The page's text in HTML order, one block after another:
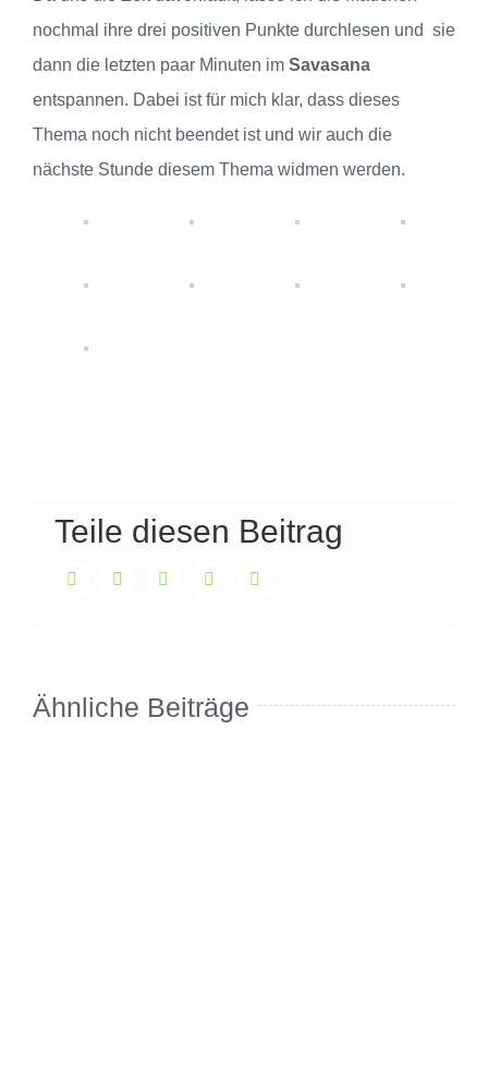
nochmal ihre drei positiven Punkte durchlesen und sie
dann die letzten paar Minuten im Savasana
entspannen. Dabei ist für mich klar, dass dieses
Thema noch nicht beendet ist und wir auch die
nächste Stunde diesem Thema widmen werden.
Teile diesen Beitrag
FacebookTwitter LinkedInWhatsApp
Ähnliche Beiträge